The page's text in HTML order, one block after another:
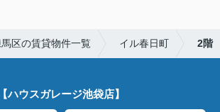
区の賃貸物件一覧 イル春日町 2階
【ハウスガレージ池袋店】